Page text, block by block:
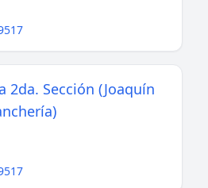
2da. Sección (Joaquín